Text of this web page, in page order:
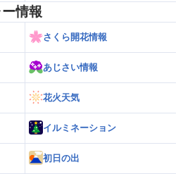
情報
さくら開花情報
あじさい情報
花火天気
イルミネーション
初日の出